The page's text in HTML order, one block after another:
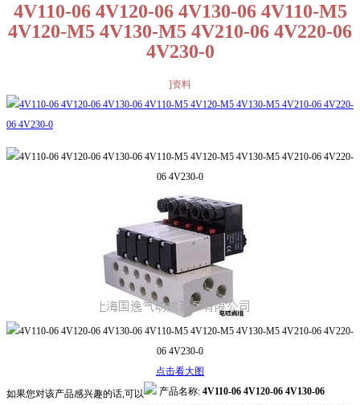
4V110-06 4V120-06 4V130-06 4V110-M5
4V120-M5 4V130-M5 4V210-06 4V220-06
4V230-0
]资料
点击看大图
如果您对该产品感兴趣的话,可以
产品名称: 4V110-06 4V120-06 4V130-06